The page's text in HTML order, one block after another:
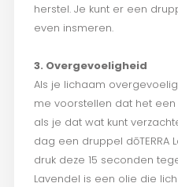
herstel. Je kunt er een
even insmeren.
3. Overgevoeligheid
Als je lichaam
me voorstellen dat het
als je dat wat kunt
dag een druppel
druk deze 15 seconden
Lavendel is een olie die